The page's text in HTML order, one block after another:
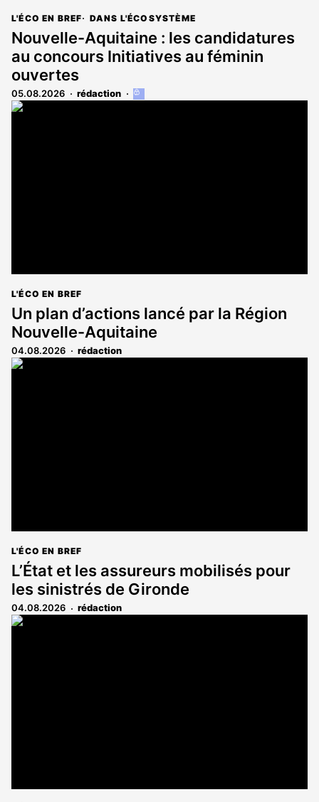
L'ÉCO EN BREF DANS L'ÉCOSYSTÈME
Nouvelle-Aquitaine : les candidatures
au concours Initiatives au féminin
ouvertes
05.08.2026 rédaction
Cet
L'ÉCO EN BREF
Un plan d’actions lancé par la Région
Nouvelle-Aquitaine
04.08.2026 rédaction
L'ÉCO EN BREF
L’État et les assureurs mobilisés pour
les sinistrés de Gironde
04.08.2026 rédaction